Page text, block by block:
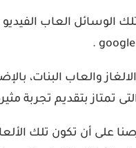
الوسائل العاب
والعاب البنات،
تمتاز بتقديم تجربة
على أن تكون تلك